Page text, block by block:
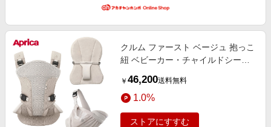
クルム ファースト ベージュ 抱っこ
紐 ベビーカー・チャイルドシー
グッズ 抱っこ紐・スリング
￥ 46,200送料無料
1.0%
ストアにすすむ